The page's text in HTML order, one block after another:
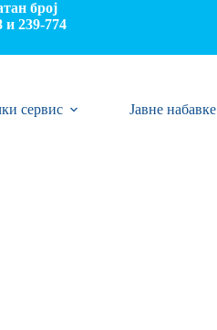
број
и 239-774
сервис Јавне набавке